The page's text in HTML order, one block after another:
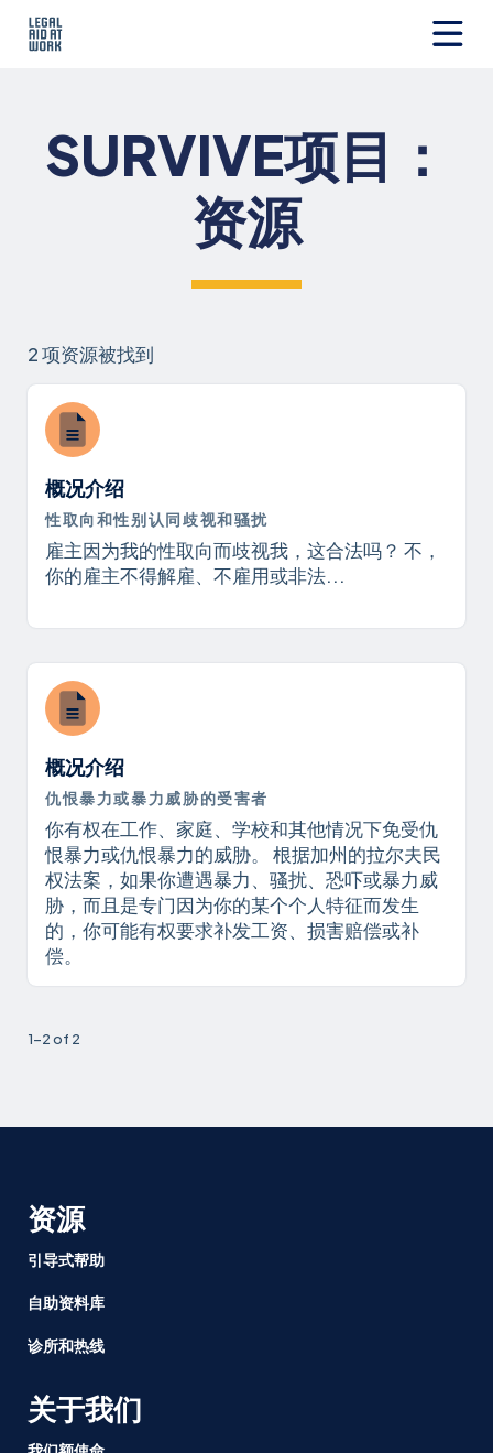
Work
SURVIVE项目：
资源
2 项资源被找到
概况介绍
性取向和性别认同歧视和骚扰
雇主因为我的性取向而歧视我，这合法吗？ 不，
你的雇主不得解雇、不雇用或非法...
概况介绍
仇恨暴力或暴力威胁的受害者
你有权在工作、家庭、学校和其他情况下免受仇
恨暴力或仇恨暴力的威胁。 根据加州的拉尔夫民
权法案，如果你遭遇暴力、骚扰、恐吓或暴力威
胁，而且是专门因为你的某个个人特征而发生
的，你可能有权要求补发工资、损害赔偿或补
偿。
1-2 of 2
资源
引导式帮助
自助资料库
诊所和热线
关于我们